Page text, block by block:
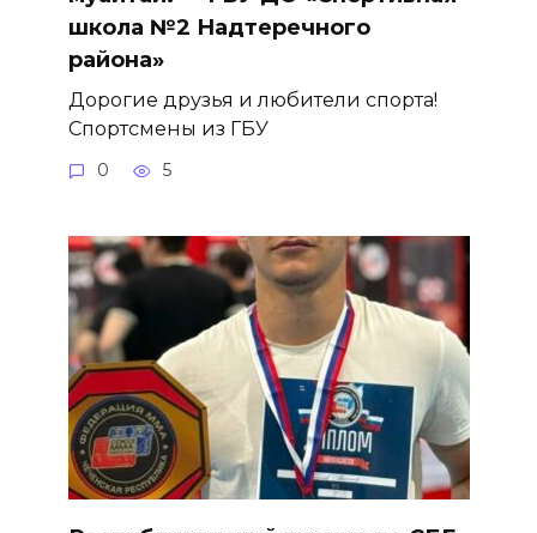
школа №2 Надтеречного
района»
Дорогие друзья и любители спорта!
Спортсмены из ГБУ
0 5